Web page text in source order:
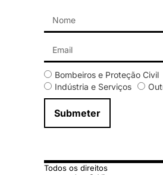
Bombeiros e Proteção Civil
Indústria e Serviços
Submeter
Todos os direitos